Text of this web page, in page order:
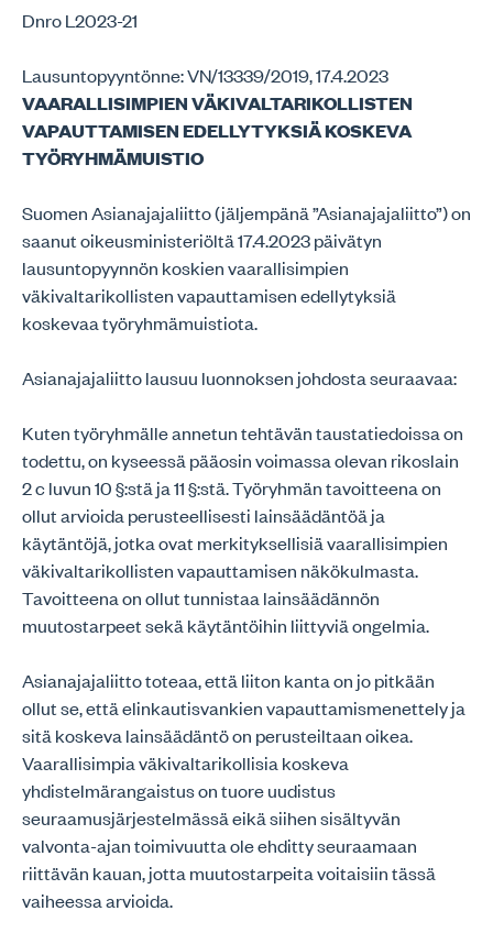
Dnro L2023-21
Lausuntopyyntönne: VN/13339/2019, 17.4.2023
VAARALLISIMPIEN VÄKIVALTARIKOLLISTEN
VAPAUTTAMISEN EDELLYTYKSIÄ KOSKEVA
TYÖRYHMÄMUISTIO
Suomen Asianajajaliitto (jäljempänä ”Asianajajaliitto”) on
saanut oikeusministeriöltä 17.4.2023 päivätyn
lausuntopyynnön koskien vaarallisimpien
väkivaltarikollisten vapauttamisen edellytyksiä
koskevaa työryhmämuistiota.
Asianajajaliitto lausuu luonnoksen johdosta seuraavaa:
Kuten työryhmälle annetun tehtävän taustatiedoissa on
todettu, on kyseessä pääosin voimassa olevan rikoslain
2 c luvun 10 §:stä ja 11 §:stä. Työryhmän tavoitteena on
ollut arvioida perusteellisesti lainsäädäntöä ja
käytäntöjä, jotka ovat merkityksellisiä vaarallisimpien
väkivaltarikollisten vapauttamisen näkökulmasta.
Tavoitteena on ollut tunnistaa lainsäädännön
muutostarpeet sekä käytäntöihin liittyviä ongelmia.
Asianajajaliitto toteaa, että liiton kanta on jo pitkään
ollut se, että elinkautisvankien vapauttamismenettely ja
sitä koskeva lainsäädäntö on perusteiltaan oikea.
Vaarallisimpia väkivaltarikollisia koskeva
yhdistelmärangaistus on tuore uudistus
seuraamusjärjestelmässä eikä siihen sisältyvän
valvonta-ajan toimivuutta ole ehditty seuraamaan
riittävän kauan, jotta muutostarpeita voitaisiin tässä
vaiheessa arvioida.